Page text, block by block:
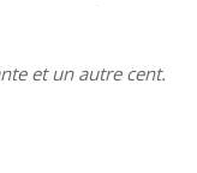
et un autre cent.